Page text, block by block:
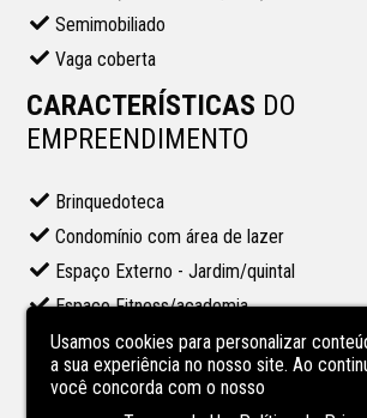
Semimobiliado
Vaga coberta
CARACTERÍSTICAS DO
EMPREENDIMENTO
Brinquedoteca
Condomínio com área de lazer
Espaço Externo - Jardim/quintal
Espaço Fitness/academia
Gás central
Playground
Quadra de Esportes
Usamos cookies para personalizar
a sua experiência no nosso site. Ao
você concorda com o nosso